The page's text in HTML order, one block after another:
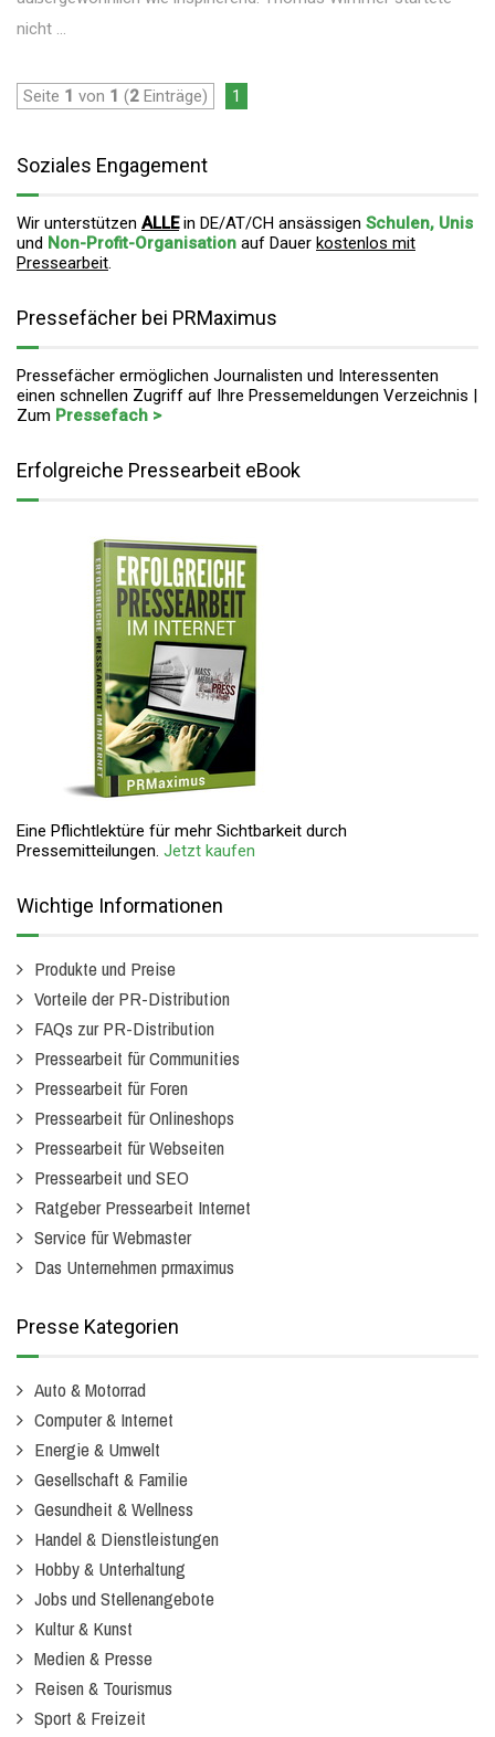
nicht ...
Seite 1 von 1 (2 Einträge) 1
Soziales Engagement
Wir unterstützen ALLEin DE/AT/CH ansässigen Schulen, Unis
und Non-Profit-Organisation auf Dauer kostenlos mit
Pressearbeit.
Pressefächer bei PRMaximus
Pressefächer ermöglichen Journalisten und Interessenten
einen schnellen Zugriff auf Ihre Pressemeldungen Verzeichnis |
Zum Pressefach >
Erfolgreiche Pressearbeit eBook
Eine Pflichtlektüre für mehr Sichtbarkeit durch
Pressemitteilungen. Jetzt kaufen
Wichtige Informationen
Produkte und Preise
Vorteile der PR-Distribution
FAQs zur PR-Distribution
Pressearbeit für Communities
Pressearbeit für Foren
Pressearbeit für Onlineshops
Pressearbeit für Webseiten
Pressearbeit und SEO
Ratgeber Pressearbeit Internet
Service für Webmaster
Das Unternehmen prmaximus
Presse Kategorien
Auto & Motorrad
Computer & Internet
Energie & Umwelt
Gesellschaft & Familie
Gesundheit & Wellness
Handel & Dienstleistungen
Hobby & Unterhaltung
Jobs und Stellenangebote
Kultur & Kunst
Medien & Presse
Reisen & Tourismus
Sport & Freizeit